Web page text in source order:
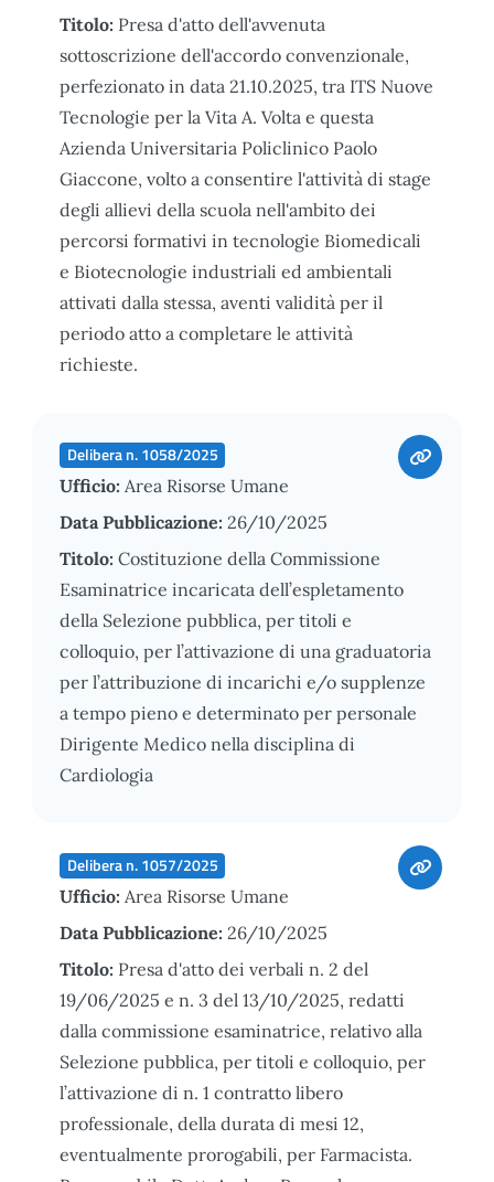
Titolo: Presa d'atto dell'avvenuta
sottoscrizione dell'accordo convenzionale,
perfezionato in data 21.10.2025, tra ITS Nuove
Tecnologie per la Vita A. Volta e questa
Azienda Universitaria Policlinico Paolo
Giaccone, volto a consentire l'attività di stage
degli allievi della scuola nell'ambito dei
percorsi formativi in tecnologie Biomedicali
e Biotecnologie industriali ed ambientali
attivati dalla stessa, aventi validità per il
periodo atto a completare le attività
richieste.
Delibera n. 1058/2025
Ufficio: Area Risorse Umane
Data Pubblicazione: 26/10/2025
Titolo: Costituzione della Commissione
Esaminatrice incaricata dell’espletamento
della Selezione pubblica, per titoli e
colloquio, per l’attivazione di una graduatoria
per l’attribuzione di incarichi e/o supplenze
a tempo pieno e determinato per personale
Dirigente Medico nella disciplina di
Cardiologia
Delibera n. 1057/2025
Ufficio: Area Risorse Umane
Data Pubblicazione: 26/10/2025
Titolo: Presa d'atto dei verbali n. 2 del
19/06/2025 e n. 3 del 13/10/2025, redatti
dalla commissione esaminatrice, relativo alla
Selezione pubblica, per titoli e colloquio, per
l’attivazione di n. 1 contratto libero
professionale, della durata di mesi 12,
eventualmente prorogabili, per Farmacista.